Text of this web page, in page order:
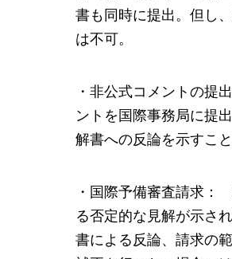
書も同時に提出。但し
は不可。
・非公式コメントの提
ントを国際事務局に提
解書への反論を示すこと
・国際予備審査請求：
る否定的な見解が示さ
書による反論、請求の